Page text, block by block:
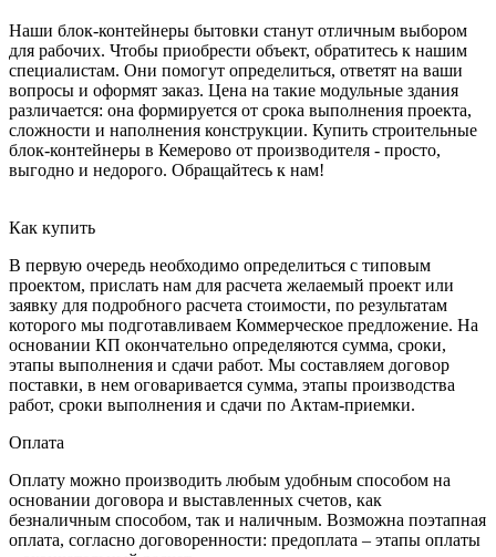
Наши блок-контейнеры бытовки станут отличным выбором
для рабочих. Чтобы приобрести объект, обратитесь к нашим
специалистам. Они помогут определиться, ответят на ваши
вопросы и оформят заказ. Цена на такие модульные здания
различается: она формируется от срока выполнения проекта,
сложности и наполнения конструкции. Купить строительные
блок-контейнеры в Кемерово от производителя - просто,
выгодно и недорого. Обращайтесь к нам!
Как купить
В первую очередь необходимо определиться с типовым
проектом, прислать нам для расчета желаемый проект или
заявку для подробного расчета стоимости, по результатам
которого мы подготавливаем Коммерческое предложение. На
основании КП окончательно определяются сумма, сроки,
этапы выполнения и сдачи работ. Мы составляем договор
поставки, в нем оговаривается сумма, этапы производства
работ, сроки выполнения и сдачи по Актам-приемки.
Оплата
Оплату можно производить любым удобным способом на
основании договора и выставленных счетов, как
безналичным способом, так и наличным. Возможна поэтапная
оплата, согласно договоренности: предоплата – этапы оплаты